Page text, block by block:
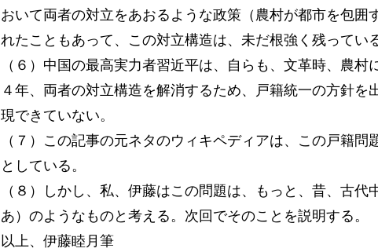
おいて両者の対立をあおるような政策（農村が都市を包囲
れたこともあって、この対立構造は、未だ根強く残ってい
（６）中国の最高実力者習近平は、自らも、文革時、農
４年、両者の対立構造を解消するため、戸籍統一の方針
現できていない。
（７）この記事の元ネタのウィキペディアは、この戸籍
としている。
（８）しかし、私、伊藤はこの問題は、もっと、昔、古代
あ）のようなものと考える。次回でそのことを説明する。
以上、伊藤睦月筆